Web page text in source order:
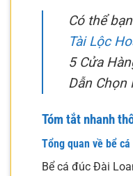
Có thể
Tài Lộc
5 Cửa
Dẫn Chọn
Tóm tắt nhanh
Tổng quan về bể
Bể cá đúc Đài